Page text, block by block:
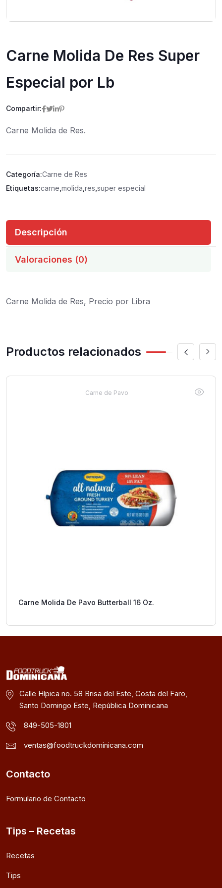
Carne Molida De Res Super
Especial por Lb
Compartir:
Carne Molida de Res.
Categoría:Carne de Res
Etiquetas:carne molida res super especial
Descripción
Valoraciones (0)
Carne Molida de Res, Precio por Libra
Productos relacionados
Carne de Pavo
Carne Molida De Pavo Butterball 16 Oz.
Calle Hípica no. 58 Brisa del Este, Costa del Faro,
Santo Domingo Este, República Dominicana
849-505-1801
ventas@foodtruckdominicana.com
Contacto
Formulario de Contacto
Tips – Recetas
Recetas
Tips